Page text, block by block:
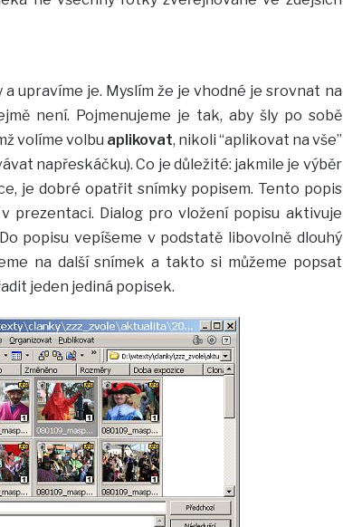
upravíme je. Myslím že je vhodné je srovnat na
není. Pojmenujeme je tak, aby šly po sobě
volíme volbu aplikovat, nikoli “aplikovat na vše”
napřeskáčku). Co je důležité: jakmile je výběr
je dobré opatřit snímky popisem. Tento popis
prezentaci. Dialog pro vložení popisu aktivuje
popisu vepíšeme v podstatě libovolně dlouhý
na další snímek a takto si můžeme popsat
jeden jediná popisek.